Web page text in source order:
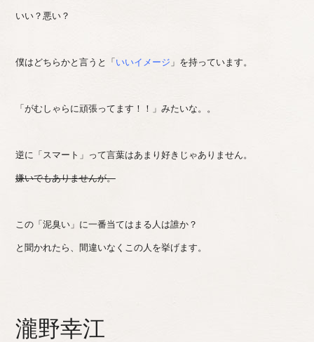
いい？悪い？
僕はどちらかと言うと「 いいイメージ 」を持っています。
「がむしゃらに頑張ってます！！」みたいな。。
逆に「スマート」って言葉はあまり好きじゃありません。
嫌いでもありませんが。
この「泥臭い」に一番当てはまる人は誰か？
と聞かれたら、間違いなくこの人を挙げます。
瀧野幸江